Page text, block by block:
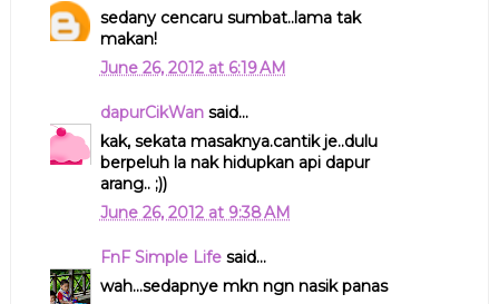
sedany cencaru sumbat..lama tak
makan!
June 26, 2012 at 6:19 AM
dapurCikWansaid...
kak, sekata masaknya.cantik je..dulu
berpeluh la nak hidupkan api dapur
arang.. ;))
June 26, 2012 at 9:38 AM
FnF Simple Lifesaid...
wah...sedapnye mkn ngn nasik panas